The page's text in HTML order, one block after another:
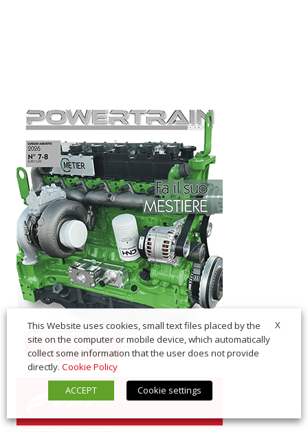
X
This Website uses cookies, small text files placed by the
site on the computer or mobile device, which automatically
collect some information that the user does not provide
directly. Cookie Policy
ACCEPT
Cookie settings